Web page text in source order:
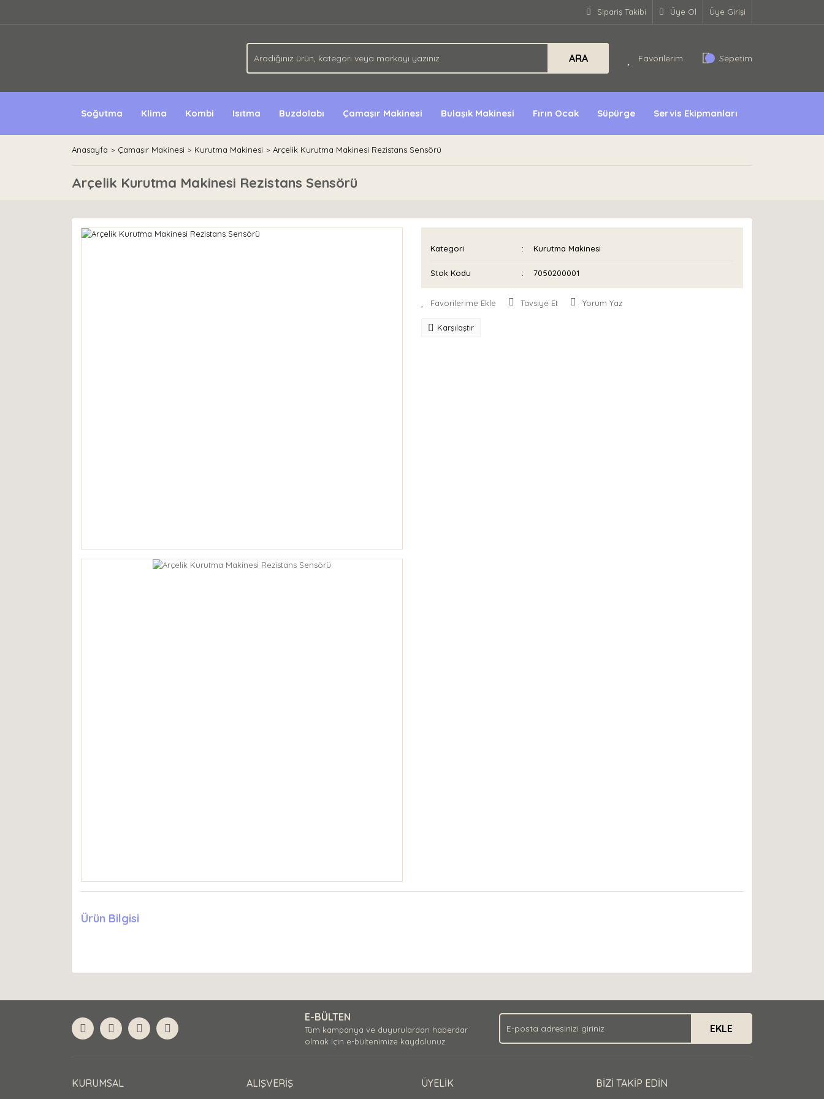
Sipariş Takibi Üye Ol Üye Girişi
ARA Favorilerim Sepetim
Soğutma Klima Kombi Isıtma Buzdolabı Çamaşır Makinesi Bulaşık Makinesi Fırın Ocak Süpürge Servis Ekipmanları
Anasayfa Çamaşır Makinesi Kurutma Makinesi Arçelik Kurutma Makinesi Rezistans Sensörü
Arçelik Kurutma Makinesi Rezistans Sensörü
Kategori Kurutma Makinesi
Stok Kodu 7050200001
Tavsiye Et Yorum Yaz
Karşılaştır
Ürün Bilgisi
E-BÜLTEN
Tüm kampanya ve duyurulardan haberdar
olmak için e-bültenimize kaydolunuz.
EKLE
KURUMSAL ALIŞVERİŞ ÜYELİK BİZİ TAKİP EDİN